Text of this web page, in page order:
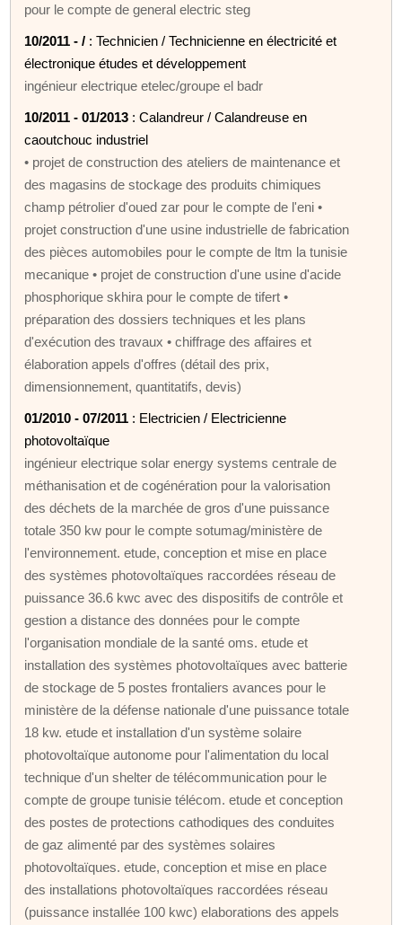
pour le compte de general electric steg
10/2011 - / : Technicien / Technicienne en électricité et
électronique études et développement
ingénieur electrique etelec/groupe el badr
10/2011 - 01/2013 : Calandreur / Calandreuse en
caoutchouc industriel
• projet de construction des ateliers de maintenance et
des magasins de stockage des produits chimiques
champ pétrolier d'oued zar pour le compte de l'eni •
projet construction d'une usine industrielle de fabrication
des pièces automobiles pour le compte de ltm la tunisie
mecanique • projet de construction d'une usine d'acide
phosphorique skhira pour le compte de tifert •
préparation des dossiers techniques et les plans
d'exécution des travaux • chiffrage des affaires et
élaboration appels d'offres (détail des prix,
dimensionnement, quantitatifs, devis)
01/2010 - 07/2011 : Electricien / Electricienne
photovoltaïque
ingénieur electrique solar energy systems centrale de
méthanisation et de cogénération pour la valorisation
des déchets de la marchée de gros d'une puissance
totale 350 kw pour le compte sotumag/ministère de
l'environnement. etude, conception et mise en place
des systèmes photovoltaïques raccordées réseau de
puissance 36.6 kwc avec des dispositifs de contrôle et
gestion a distance des données pour le compte
l'organisation mondiale de la santé oms. etude et
installation des systèmes photovoltaïques avec batterie
de stockage de 5 postes frontaliers avances pour le
ministère de la défense nationale d'une puissance totale
18 kw. etude et installation d'un système solaire
photovoltaïque autonome pour l'alimentation du local
technique d'un shelter de télécommunication pour le
compte de groupe tunisie télécom. etude et conception
des postes de protections cathodiques des conduites
de gaz alimenté par des systèmes solaires
photovoltaïques. etude, conception et mise en place
des installations photovoltaïques raccordées réseau
(puissance installée 100 kwc) elaborations des appels